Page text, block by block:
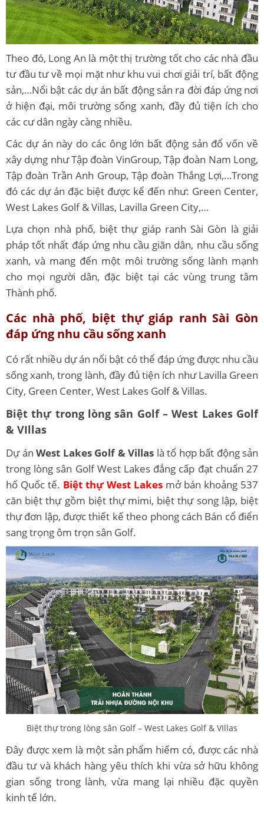
Theo đó, Long An là một thị trường tốt cho các nhà đầu
tư đầu tư về mọi mặt như khu vui chơi giải trí, bất động
sản,…Nổi bật các dự án bất động sản ra đời đáp ứng nơi
ở hiện đại, môi trường sống xanh, đầy đủ tiện ích cho
các cư dân ngày càng nhiều.
Các dự án này do các ông lớn bất động sản đổ vốn về
xây dựng như Tập đoàn VinGroup, Tập đoàn Nam Long,
Tập đoàn Trần Anh Group, Tập đoàn Thắng Lợi,…Trong
đó các dự án đặc biệt được kể đến như: Green Center,
West Lakes Golf & Villas, Lavilla Green City,…
Lựa chọn nhà phố, biệt thự giáp ranh Sài Gòn là giải
pháp tốt nhất đáp ứng nhu cầu giãn dân, nhu cầu sống
xanh, và mang đến một môi trường sống lành mạnh
cho mọi người dân, đặc biệt tại các vùng trung tâm
Thành phố.
Các nhà phố, biệt thự giáp ranh Sài Gòn
đáp ứng nhu cầu sống xanh
Có rất nhiều dự án nổi bật có thể đáp ứng được nhu cầu
sống xanh, trong lành, đầy đủ tiện ích như Lavilla Green
City, Green Center, West Lakes Golf & Villas.
Biệt thự trong lòng sân Golf – West Lakes Golf
& VIllas
Dự án West Lakes Golf & Villas là tổ hợp bất động sản
trong lòng sân Golf West Lakes đẳng cấp đạt chuẩn 27
hố Quốc tế. Biệt thự West Lakes mở bán khoảng 537
căn biệt thự gồm biệt thự mimi, biệt thự song lập, biệt
thự đơn lập, được thiết kế theo phong cách Bán cổ điển
sang trọng ôm trọn sân Golf.
Biệt thự trong lòng sân Golf – West Lakes Golf & VIllas
Đây được xem là một sản phẩm hiếm có, được các nhà
đầu tư và khách hàng yêu thích khi vừa sở hữu không
gian sống trong lành, vừa mang lại nhiều đặc quyền
kinh tế lớn.